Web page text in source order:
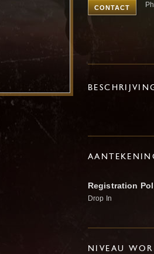
CONTACT
Registration
Drop In
NIVEAU